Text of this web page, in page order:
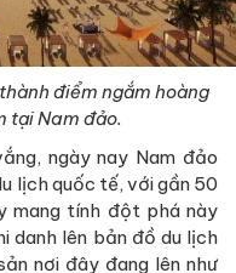
điểm ngắm hoàng
tại Nam đảo.
ngày nay Nam đảo
lịch quốc tế, với gần 50
mang tính đột phá này
danh lên bản đồ du lịch
nơi đây đang lên như